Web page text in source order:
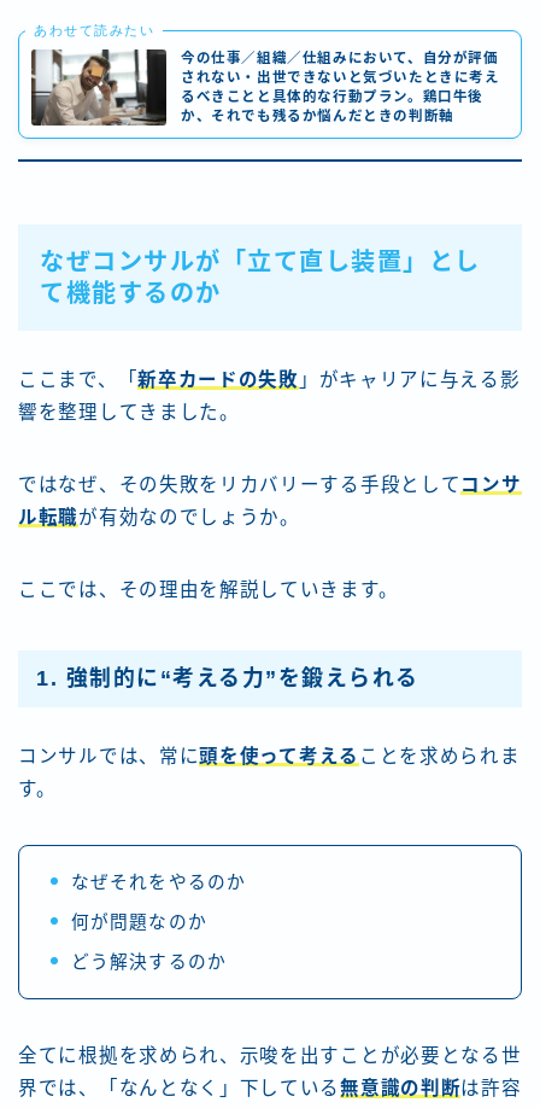
あわせて読みたい
今の仕事／組織／仕組みにおいて、自分が評価
されない・出世できないと気づいたときに考え
るべきことと具体的な行動プラン。鶏口牛後
か、それでも残るか悩んだときの判断軸
なぜコンサルが「立て直し装置」とし
て機能するのか
ここまで、「新卒カードの失敗 」がキャリアに与える影
響を整理してきました。
ではなぜ、その失敗をリカバリーする手段として コンサ
ル転職が有効なのでしょうか。
ここでは、その理由を解説していきます。
1. 強制的に“考える力”を鍛えられる
コンサルでは、常に頭を使って考える ことを求められま
す。
なぜそれをやるのか
何が問題なのか
どう解決するのか
全てに根拠を求められ、示唆を出すことが必要となる世
界では、「なんとなく」下している無意識の判断は許容